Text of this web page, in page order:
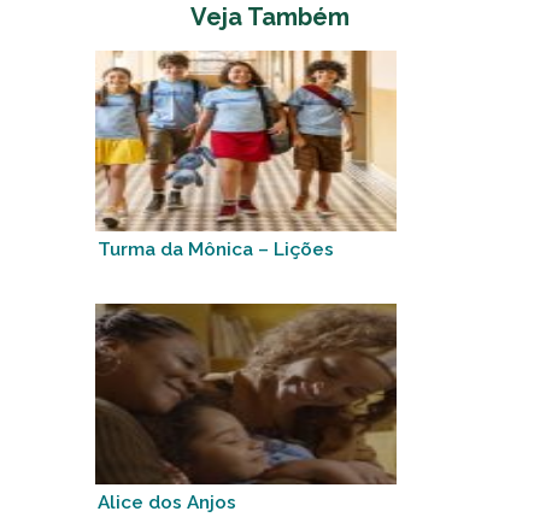
Veja Também
Turma da Mônica – Lições
Alice dos Anjos